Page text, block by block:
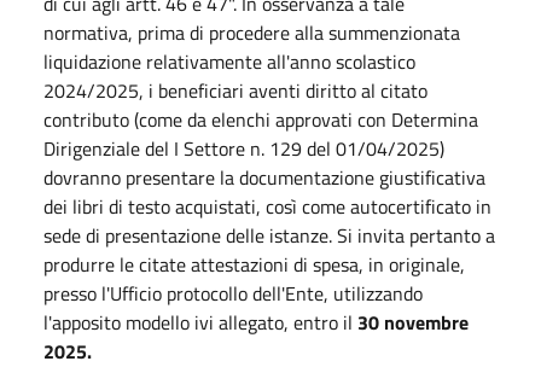
normativa, prima di procedere alla summenzionata
liquidazione relativamente all'anno scolastico
2024/2025, i beneficiari aventi diritto al citato
contributo (come da elenchi approvati con Determina
Dirigenziale del I Settore n. 129 del 01/04/2025)
dovranno presentare la documentazione giustificativa
dei libri di testo acquistati, così come autocertificato in
sede di presentazione delle istanze. Si invita pertanto a
produrre le citate attestazioni di spesa, in originale,
presso l'Ufficio protocollo dell'Ente, utilizzando
l'apposito modello ivi allegato, entro il 30 novembre
2025.